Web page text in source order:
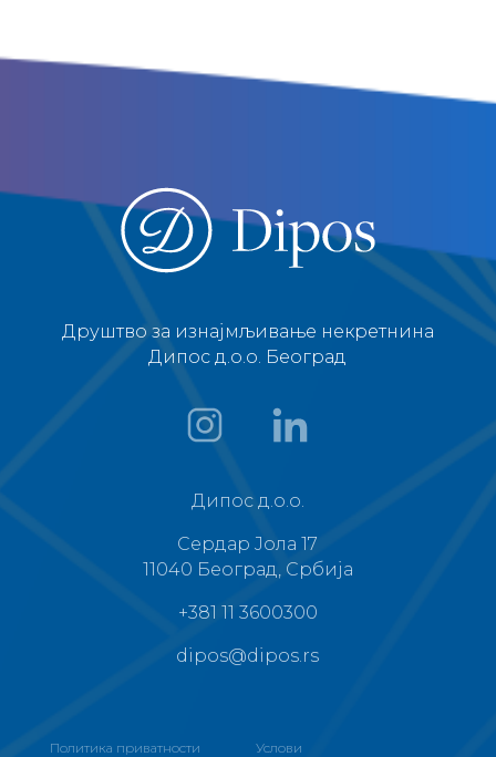
Друштво за изнајмљивање некретнина
Дипос д.о.о. Београд
Дипос д.о.о.
Сердар Јола 17
11040 Београд, Србија
+381 11 3600300
dipos@dipos.rs
Политика приватности
Услови